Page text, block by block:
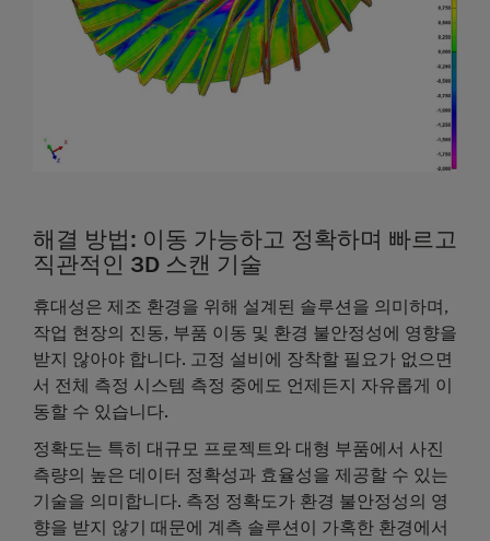
해결 방법: 이동 가능하고 정확하며 빠르고
직관적인 3D 스캔 기술
휴대성은 제조 환경을 위해 설계된 솔루션을 의미하며,
작업 현장의 진동, 부품 이동 및 환경 불안정성에 영향을
받지 않아야 합니다. 고정 설비에 장착할 필요가 없으면
서 전체 측정 시스템 측정 중에도 언제든지 자유롭게 이
동할 수 있습니다.
정확도는 특히 대규모 프로젝트와 대형 부품에서 사진
측량의 높은 데이터 정확성과 효율성을 제공할 수 있는
기술을 의미합니다. 측정 정확도가 환경 불안정성의 영
향을 받지 않기 때문에 계측 솔루션이 가혹한 환경에서